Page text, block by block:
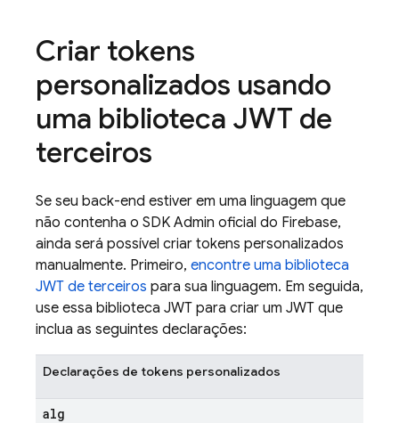
Criar tokens
personalizados usando
uma biblioteca JWT de
terceiros
Se seu back-end estiver em uma linguagem que
não contenha o SDK Admin oficial do Firebase,
ainda será possível criar tokens personalizados
manualmente. Primeiro, encontre uma biblioteca
JWT de terceiros para sua linguagem. Em seguida,
use essa biblioteca JWT para criar um JWT que
inclua as seguintes declarações:
Declarações de tokens personalizados
alg